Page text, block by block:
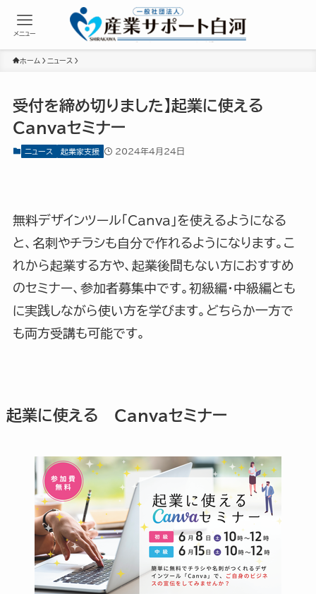
メニュー
ホーム ニュース
受付を締め切りました】起業に使える
Canvaセミナー
ニュース 起業家支援 2024年4月24日
無料デザインツール「Canva」を使えるようになる
と、名刺やチラシも自分で作れるようになります。こ
れから起業する方や、起業後間もない方におすすめ
のセミナー、参加者募集中です。初級編・中級編とも
に実践しながら使い方を学びます。どちらか一方で
も両方受講も可能です。
起業に使える Canvaセミナー